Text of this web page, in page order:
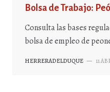
Bolsa de Trabajo:
Consulta las bases
bolsa de empleo de
HERRERADELDUQUE — 11